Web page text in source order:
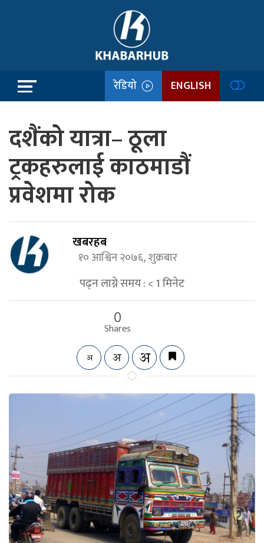
रेडियो ENGLISH
दशैंको यात्रा– ठूला
ट्रकहरुलाई काठमाडौं
प्रवेशमा रोक
खबरहब
१० आश्विन २०७६, शुक्रबार
पढ्न लाग्ने समय :< 1मिनेट
0
Shares